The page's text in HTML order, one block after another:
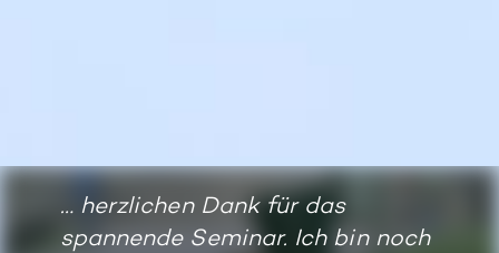
… herzlichen Dank für das
spannende Seminar. Ich bin noch